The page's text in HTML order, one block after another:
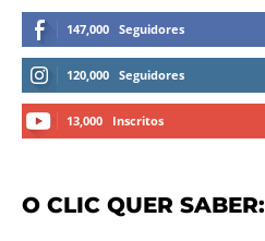
147,000 Seguidores
120,000 Seguidores
13,000 Inscritos
O CLIC QUER SABER: